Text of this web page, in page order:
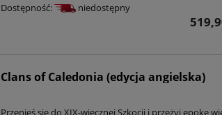
Dostępność: niedostępny
Clans of Caledonia (edycja angielska)
Przenieś się do XIX-wiecznej Szkocji i przeżyj epokę